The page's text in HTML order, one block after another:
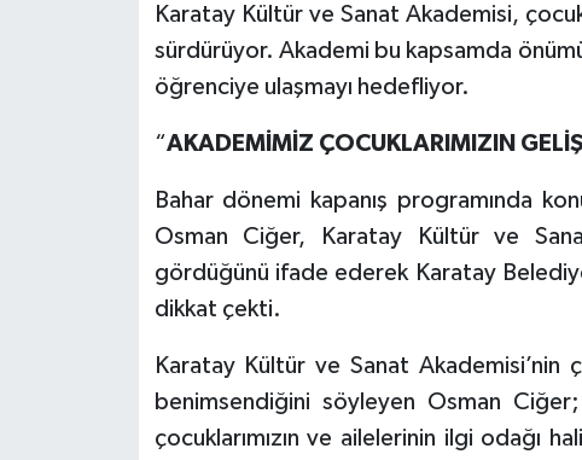
Karatay Kültür ve Sanat Akademisi,
sürdürüyor. Akademi bu kapsamda
öğrenciye ulaşmayı hedefliyor.
“AKADEMİMİZ ÇOCUKLARIMIZIN
Bahar dönemi kapanış programında
Osman Ciğer, Karatay Kültür ve
gördüğünü ifade ederek Karatay
dikkat çekti.
Karatay Kültür ve Sanat Akademisi’nin
benimsendiğini söyleyen Osman
çocuklarımızın ve ailelerinin ilgi odağı